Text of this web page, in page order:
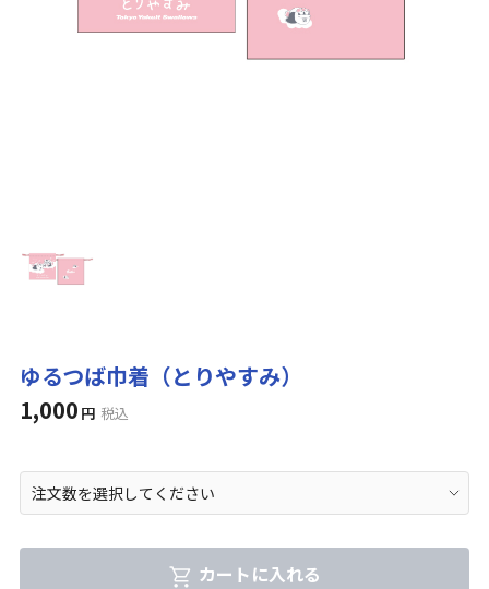
ゆるつば巾着（とりやすみ）
1,000 円 税込
カートに入れる